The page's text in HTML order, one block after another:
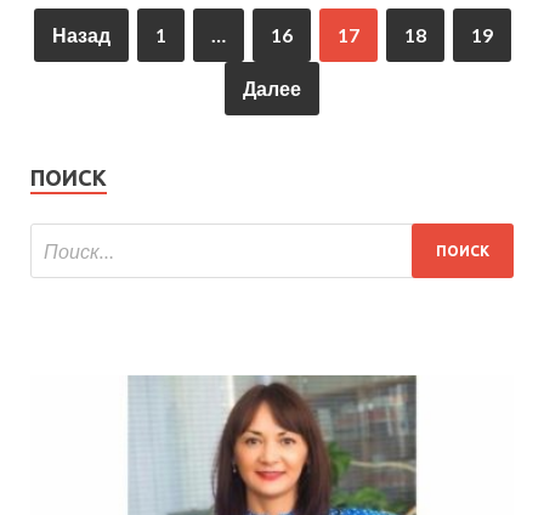
Назад 1 … 16 17 18 19
Далее
ПОИСК